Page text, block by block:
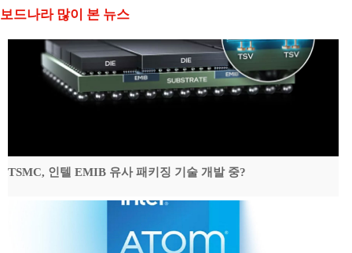
보드나라 많이 본 뉴스
TSMC, 인텔 EMIB 유사 패키징 기술 개발 중?